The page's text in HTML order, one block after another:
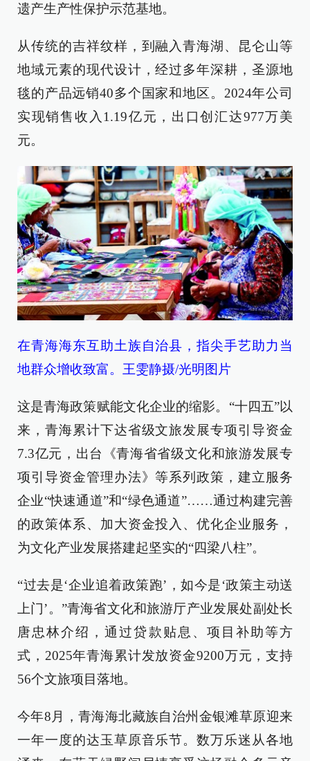
遗产生产性保护示范基地。
从传统的吉祥纹样，到融入青海湖、昆仑山等
地域元素的现代设计，经过多年深耕，圣源地
毯的产品远销40多个国家和地区。2024年公司
实现销售收入1.19亿元，出口创汇达977万美
元。
在青海海东互助土族自治县，指尖手艺助力当
地群众增收致富。王雯静摄/光明图片
这是青海政策赋能文化企业的缩影。“十四五”以
来，青海累计下达省级文旅发展专项引导资金
7.3亿元，出台《青海省省级文化和旅游发展专
项引导资金管理办法》等系列政策，建立服务
企业“快速通道”和“绿色通道”……通过构建完善
的政策体系、加大资金投入、优化企业服务，
为文化产业发展搭建起坚实的“四梁八柱”。
“过去是‘企业追着政策跑’，如今是‘政策主动送
上门’。”青海省文化和旅游厅产业发展处副处长
唐忠林介绍，通过贷款贴息、项目补助等方
式，2025年青海累计发放资金9200万元，支持
56个文旅项目落地。
今年8月，青海海北藏族自治州金银滩草原迎来
一年一度的达玉草原音乐节。数万乐迷从各地